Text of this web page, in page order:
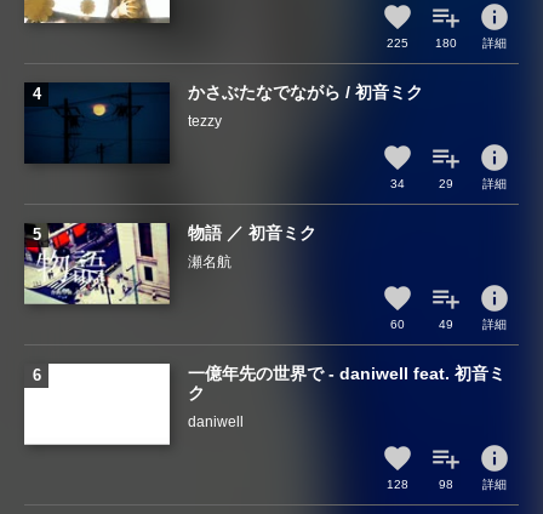
225 180
info
詳細
かさぶたなでながら / 初音ミク
tezzy
34 29
info
詳細
物語 ／ 初音ミク
瀬名航
60 49
info
詳細
一億年先の世界で - daniwell feat. 初音ミ
ク
daniwell
128 98
info
詳細